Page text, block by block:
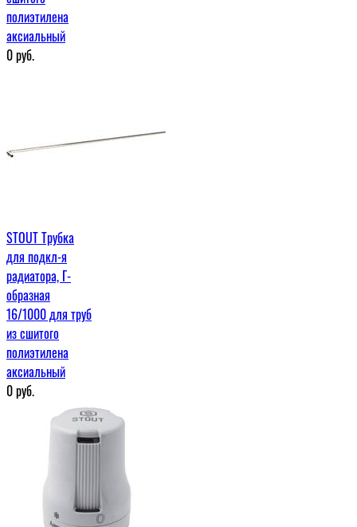
полиэтилена
аксиальный
0руб.
STOUT Трубка
для подкл-я
радиатора, Г-
образная
16/1000 для труб
из сшитого
полиэтилена
аксиальный
0руб.